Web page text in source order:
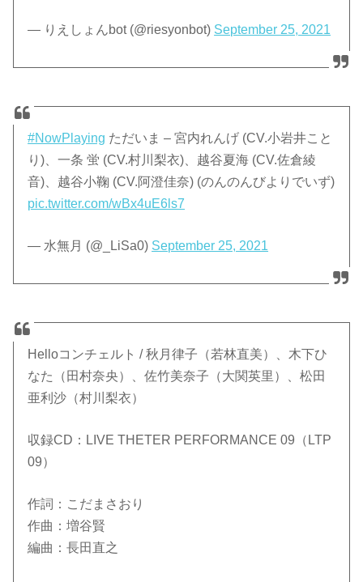
— りえしょんbot (@riesyonbot) September 25, 2021
#NowPlaying ただいま – 宮内れんげ (CV.小岩井こと
り)、一条 蛍 (CV.村川梨衣)、越谷夏海 (CV.佐倉綾
音)、越谷小鞠 (CV.阿澄佳奈) (のんのんびよりでいず)
pic.twitter.com/wBx4uE6ls7
— 水無月 (@_LiSa0) September 25, 2021
Helloコンチェルト / 秋月律子（若林直美）、木下ひ
なた（田村奈央）、佐竹美奈子（大関英里）、松田
亜利沙（村川梨衣）
収録CD：LIVE THETER PERFORMANCE 09（LTP
09）
作詞：こだまさおり
作曲：増谷賢
編曲：長田直之